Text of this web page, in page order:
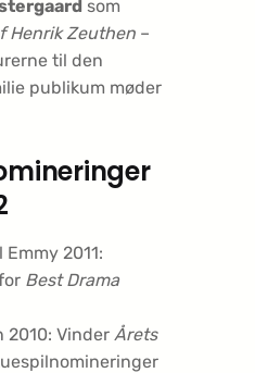
som
Henrik Zeuthen –
til den
publikum møder
2011:
Best Drama
2010: Vinder Årets